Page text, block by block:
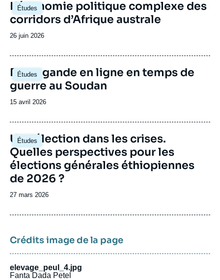
Études
Image
principale
L’économie politique complexe des
corridors d’Afrique australe
Date
publication
26 juin 2026
Études
Image
principale
Propagande en ligne en temps de
guerre au Soudan
Date
publication
15 avril 2026
Études
Image
principale
Une élection dans les crises.
Quelles perspectives pour les
élections générales éthiopiennes
de 2026 ?
Date
publication
27 mars 2026
Crédits image de la page
elevage_peul_4.jpg
Fanta Dada Petel